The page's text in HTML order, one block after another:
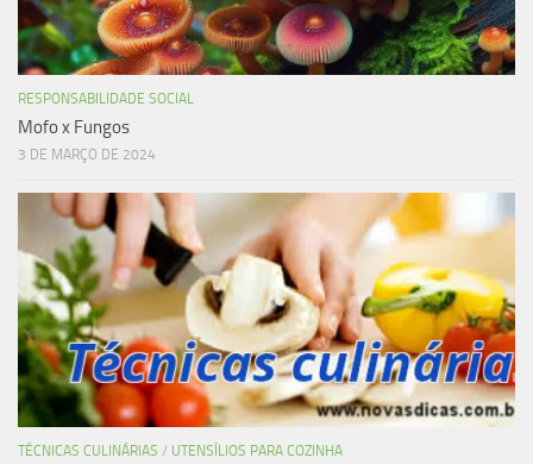
RESPONSABILIDADE SOCIAL
Mofo x Fungos
3 DE MARÇO DE 2024
TÉCNICAS CULINÁRIAS / UTENSÍLIOS PARA COZINHA